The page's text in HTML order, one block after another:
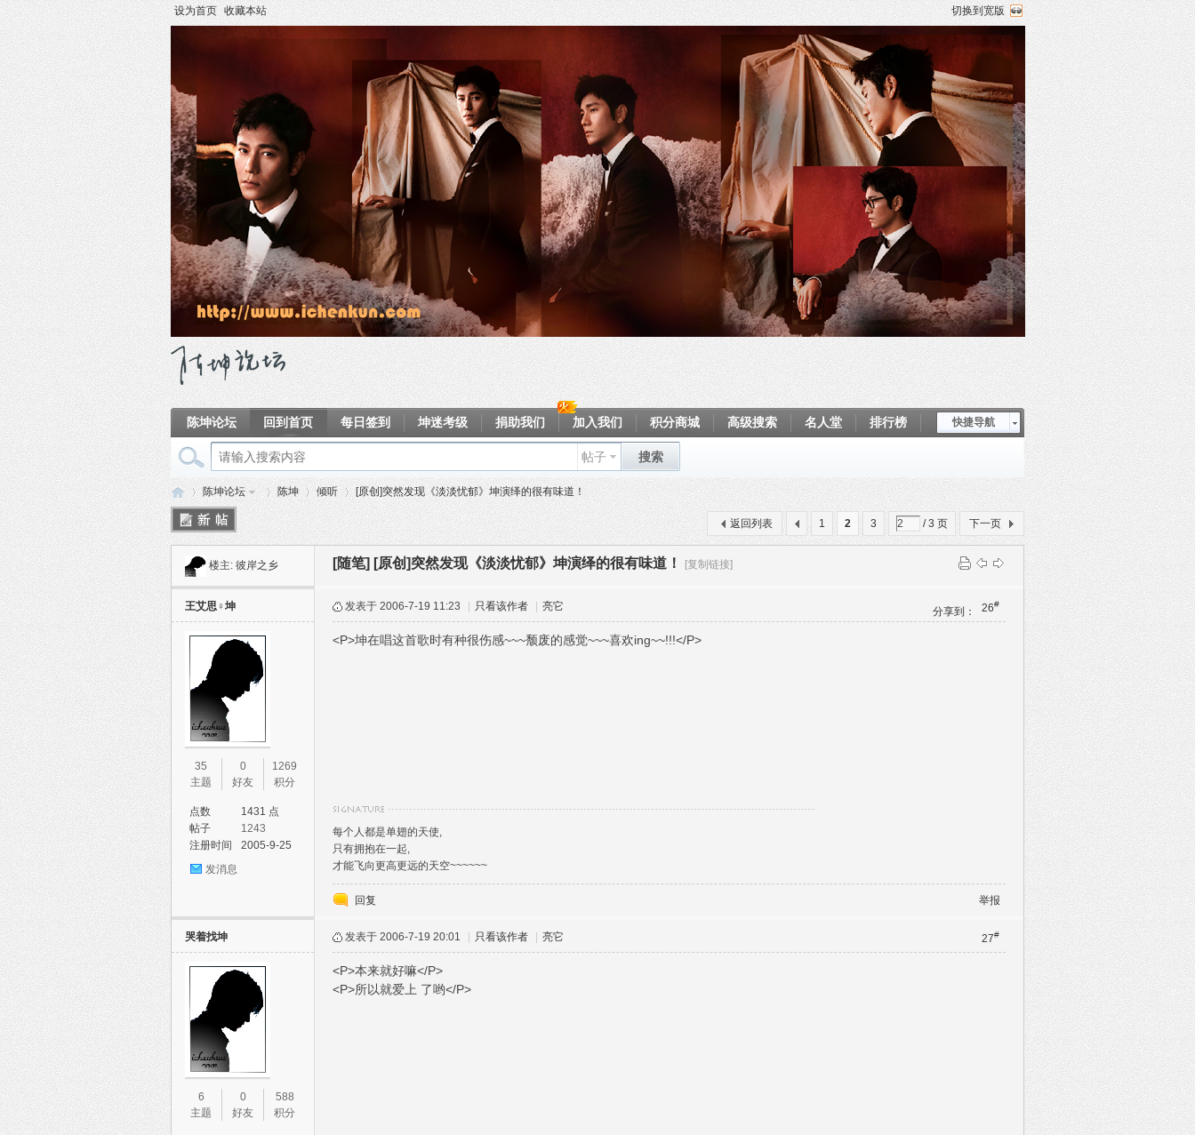
设为首页 收藏本站 切换到宽版
快捷导航
陈坤论坛 回到首页 每日签到 坤迷考级 捐助我们 加入我们 积分商城 高级搜索 名人堂
排行榜
帖子 搜索
论
»
陈坤论坛
›
陈坤 倾听
›
[原创]突然发现《淡淡忧郁》坤演绎的很有味道！
1 2 3 / 3 页 下一页
返回列表
楼主: 彼岸之乡 [随笔] [原创]突然发现《淡淡忧郁》坤演绎的很有味道！ [复制链接]
王艾思♀坤
35
主题
0
好友
1269
积分
点数
1431 点
帖子
1243
注册时间
2005-9-25
发消息
26#
发表于 2006-7-19 11:23 只看该作者 分享到：
亮它
<P>坤在唱这首歌时有种很伤感~~~颓废的感觉~~~喜欢ing~~!!!</P>
每个人都是单翅的天使,
只有拥抱在一起,
才能飞向更高更远的天空~~~~~~
回复 举报
哭着找坤
6
主题
0
好友
588
积分
27#
发表于 2006-7-19 20:01 只看该作者 亮它
<P>本来就好嘛</P>
<P>所以就爱上 了哟</P>